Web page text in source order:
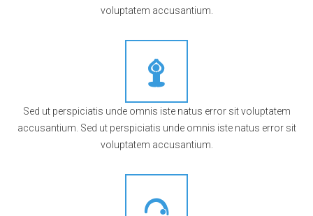
voluptatem accusantium.
Hatha
Sed ut perspiciatis unde omnis iste natus error sit voluptatem
accusantium. Sed ut perspiciatis unde omnis iste natus error sit
voluptatem accusantium.
Vinyasa